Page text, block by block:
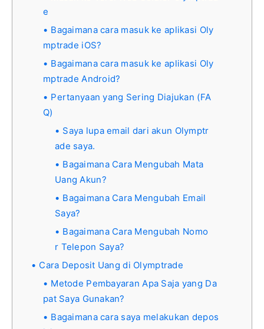
e
Bagaimana cara masuk ke aplikasi Oly
mptrade iOS?
Bagaimana cara masuk ke aplikasi Oly
mptrade Android?
Pertanyaan yang Sering Diajukan (FA
Q)
Saya lupa email dari akun Olymptr
ade saya.
Bagaimana Cara Mengubah Mata
Uang Akun?
Bagaimana Cara Mengubah Email
Saya?
Bagaimana Cara Mengubah Nomo
r Telepon Saya?
Cara Deposit Uang di Olymptrade
Metode Pembayaran Apa Saja yang Da
pat Saya Gunakan?
Bagaimana cara saya melakukan depos